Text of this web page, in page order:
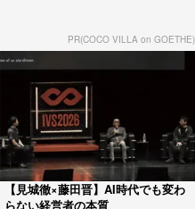
PR(COCO VILLA on GOETHE)
【見城徹×藤田晋】AI時代でも変わ
らない経営者の本質